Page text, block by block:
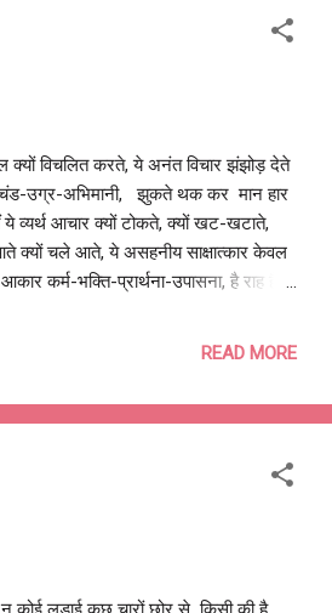
विचलित करते, ये अनंत विचार झंझोड़ देते
उग्र-अभिमानी, झुकते थक कर मान हार
व्यर्थ आचार क्यों टोकते, क्यों खट-खटाते,
क्यों चले आते, ये असहनीय साक्षात्कार केवल
कर्म-भक्ति-प्रार्थना-उपासना, है राह है
READ MORE